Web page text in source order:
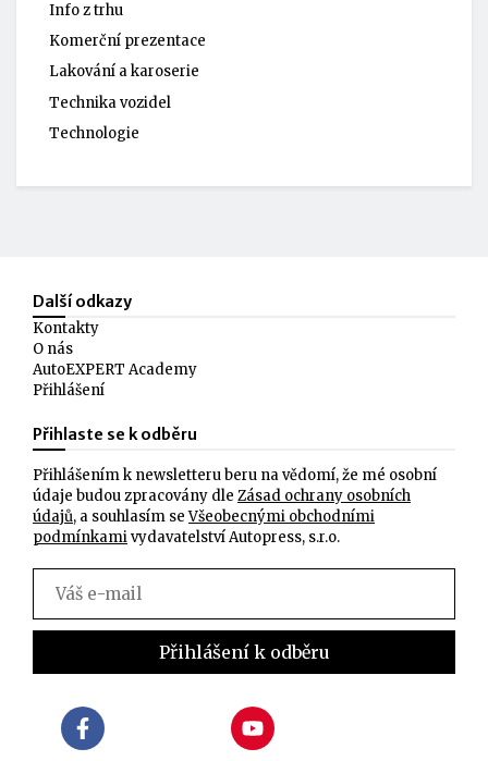
Info z trhu
Komerční prezentace
Lakování a karoserie
Technika vozidel
Technologie
Další odkazy
Kontakty
O nás
AutoEXPERT Academy
Přihlášení
Přihlaste se k odběru
Přihlášením k newsletteru beru na vědomí, že mé osobní
údaje budou zpracovány dle Zásad ochrany osobních
údajů, a souhlasím seVšeobecnými obchodními
podmínkamivydavatelství Autopress, s.r.o.